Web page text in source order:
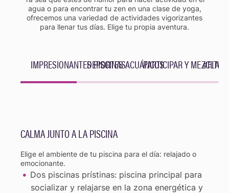
agua o para encontrar tu zen en una clase de yoga,
ofrecemos una variedad de actividades vigorizantes
para llenar tus días. Elige tu propia aventura.
IMPRESIONANTES PISCINASDEPORTES ACUÁTICOSPARTICIPAR Y
CALMA JUNTO A LA PISCINA
Elige el ambiente de tu piscina para el día: relajado o
emocionante.
Dos piscinas prístinas: piscina principal para
socializar y relajarse en la zona energética y